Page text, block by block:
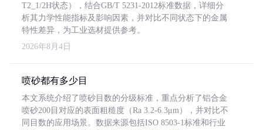
T2_1/2H状态），结合GB/T 5231-2012标准数据，详细分
析其力学性能指标及影响因素，并对比不同状态下的金属
特性差异，为工业选材提供参考。
2026年8月4日
喷砂都有多少目
本文系统介绍了喷砂目数的分级标准，重点分析了铝合金
喷砂200目对应的表面粗糙度（Ra 3.2-6.3μm），并对比不
同目数的应用场景。数据来源包括ISO 8503-1标准和行业